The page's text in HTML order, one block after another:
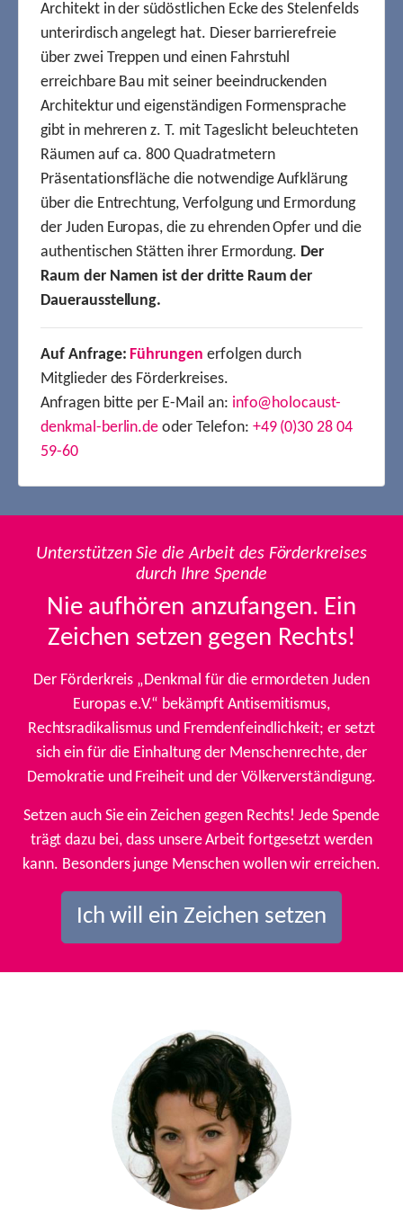
Architekt in der südöstlichen Ecke des Stelenfelds
unterirdisch angelegt hat. Dieser barrierefreie
über zwei Treppen und einen Fahrstuhl
erreichbare Bau mit seiner beeindruckenden
Architektur und eigenständigen Formensprache
gibt in mehreren z. T. mit Tageslicht beleuchteten
Räumen auf ca. 800 Quadratmetern
Präsentationsfläche die notwendige Aufklärung
über die Entrechtung, Verfolgung und Ermordung
der Juden Europas, die zu ehrenden Opfer und die
authentischen Stätten ihrer Ermordung. Der
Raum der Namen ist der dritte Raum der
Dauerausstellung.
Auf Anfrage: Führungen erfolgen durch
Mitglieder des Förderkreises.
Anfragen bitte per E-Mail an: info@holocaust-
denkmal-berlin.de oder Telefon: +49 (0)30 28 04
59-60
Unterstützen Sie die Arbeit des Förderkreises
durch Ihre Spende
Nie aufhören anzufangen. Ein
Zeichen setzen gegen Rechts!
Der Förderkreis „Denkmal für die ermordeten Juden
Europas e.V.“ bekämpft Antisemitismus,
Rechtsradikalismus und Fremdenfeindlichkeit; er setzt
sich ein für die Einhaltung der Menschenrechte, der
Demokratie und Freiheit und der Völkerverständigung.
Setzen auch Sie ein Zeichen gegen Rechts! Jede Spende
trägt dazu bei, dass unsere Arbeit fortgesetzt werden
kann. Besonders junge Menschen wollen wir erreichen.
Ich will ein Zeichen setzen